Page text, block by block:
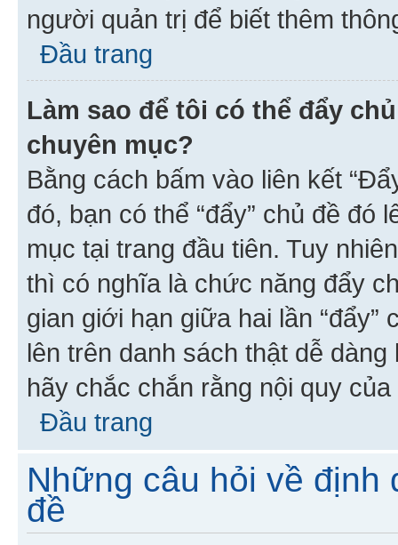
người quản trị để biết thêm
Đầu trang
Làm sao để tôi có thể đẩy
chuyên mục?
Bằng cách bấm vào liên kết
đó, bạn có thể “đẩy” chủ đề đó
mục tại trang đầu tiên. Tuy
thì có nghĩa là chức năng đẩy
gian giới hạn giữa hai lần “đẩy”
lên trên danh sách thật dễ
hãy chắc chắn rằng nội quy
Đầu trang
Những câu hỏi về định
đề